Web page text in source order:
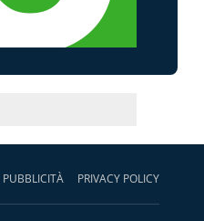
PUBBLICITÀ PRIVACY POLICY